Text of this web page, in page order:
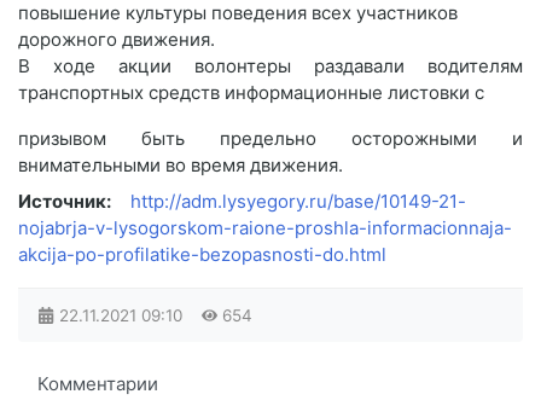
повышение культуры поведения всех участников
дорожного движения.
В ходе акции волонтеры раздавали водителям
транспортных средств информационные листовки с
призывом быть предельно осторожными и
внимательными во время движения.
Источник:
http://adm.lysyegory.ru/base/10149-21-
nojabrja-v-lysogorskom-raione-proshla-informacionnaja-
akcija-po-profilatike-bezopasnosti-do.html
22.11.2021 09:10 654
Комментарии